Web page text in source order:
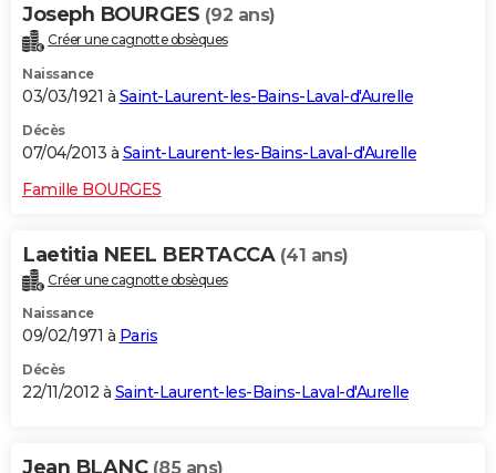
Joseph BOURGES (92 ans)
Créer une cagnotte obsèques
Naissance
03/03/1921 à Saint-Laurent-les-Bains-Laval-d'Aurelle
Décès
07/04/2013 à Saint-Laurent-les-Bains-Laval-d'Aurelle
Famille BOURGES
Laetitia NEEL BERTACCA (41 ans)
Créer une cagnotte obsèques
Naissance
09/02/1971 à Paris
Décès
22/11/2012 à Saint-Laurent-les-Bains-Laval-d'Aurelle
Jean BLANC (85 ans)